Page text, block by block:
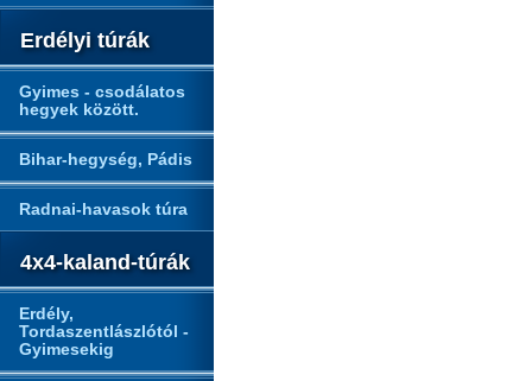
Erdélyi túrák
Gyimes - csodálatos
hegyek között.
Bihar-hegység, Pádis
Radnai-havasok túra
4x4-kaland-túrák
Erdély,
Tordaszentlászlótól -
Gyimesekig